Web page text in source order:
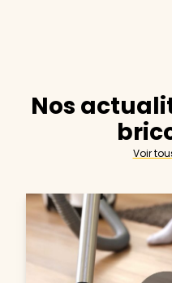
Nos
Voir